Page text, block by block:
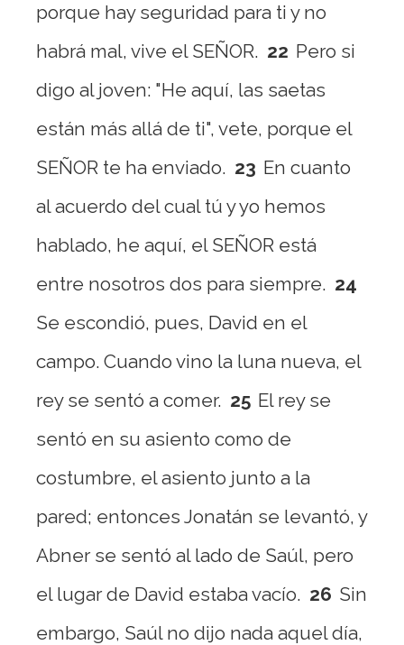
porque hay seguridad para ti y no
habrá mal, vive el SEÑOR. 22 Pero si
digo al joven: "He aquí, las saetas
están más allá de ti", vete, porque el
SEÑOR te ha enviado. 23 En cuanto
al acuerdo del cual tú y yo hemos
hablado, he aquí, el SEÑOR está
entre nosotros dos para siempre. 24
Se escondió, pues, David en el
campo. Cuando vino la luna nueva, el
rey se sentó a comer. 25 El rey se
sentó en su asiento como de
costumbre, el asiento junto a la
pared; entonces Jonatán se levantó, y
Abner se sentó al lado de Saúl, pero
el lugar de David estaba vacío. 26 Sin
embargo, Saúl no dijo nada aquel día,